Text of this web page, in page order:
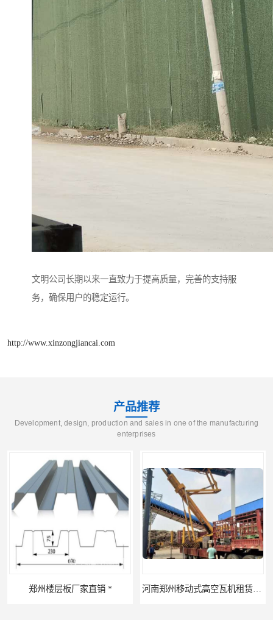
文明公司长期以来一直致力于提高质量，完善的支持服
务，确保用户的稳定运行。
http://www.xinzongjiancai.com
产品推荐
Development, design, production and sales in one of the manufacturing
enterprises
河南郑州生产加工彩钢围挡 郑州鑫纵 质量好 围挡加工